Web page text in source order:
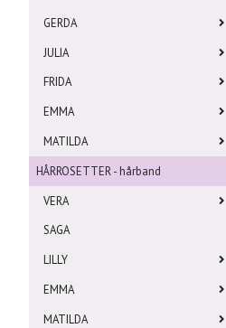
GERDA
JULIA
FRIDA
EMMA
MATILDA
HÅRROSETTER - hårband
VERA
SAGA
LILLY
EMMA
MATILDA